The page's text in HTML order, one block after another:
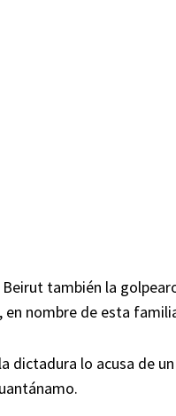
Beirut también la
nombre de esta
dictadura lo acusa de